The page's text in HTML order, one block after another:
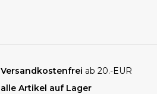
Versandkostenfrei ab 20.-EUR
alle Artikel auf Lager